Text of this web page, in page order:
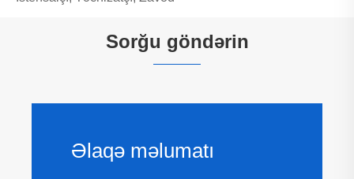
Sorğu göndərin
Əlaqə məlumatı